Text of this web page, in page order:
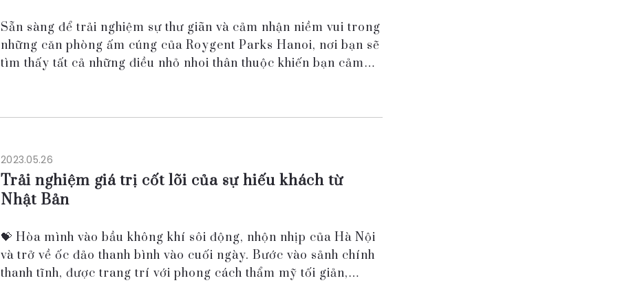
Sẵn sàng để trải nghiệm sự thư giãn và cảm nhận niềm vui trong
những căn phòng ấm cúng của Roygent Parks Hanoi, nơi bạn sẽ
tìm thấy tất cả những điều nhỏ nhoi thân thuộc khiến bạn cảm
2023.05.26
Trải nghiệm giá trị cốt lõi của sự hiếu khách từ
Nhật Bản
💝 Hòa mình vào bầu không khí sôi động, nhộn nhịp của Hà Nội
và trở về ốc đảo thanh bình vào cuối ngày. Bước vào sảnh chính
thanh tĩnh, được trang trí với phong cách thẩm mỹ tối giản,